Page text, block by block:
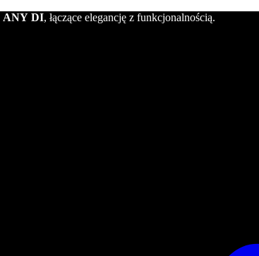
ANY DI, łączące elegancję z funkcjonalnością.